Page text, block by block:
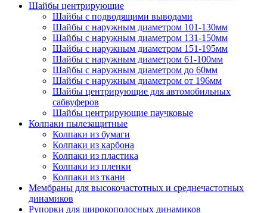
Шайбы центрирующие
Шайбы с подводящими выводами
Шайбы с наружным диаметром 101-130мм
Шайбы с наружным диаметром 131-150мм
Шайбы с наружным диаметром 151-195мм
Шайбы с наружным диаметром 61-100мм
Шайбы с наружным диаметром до 60мм
Шайбы с наружным диаметром от 196мм
Шайбы центрирующие для автомобильных
сабвуферов
Шайбы центрирующие паучковые
Колпаки пылезащитные
Колпаки из бумаги
Колпаки из карбона
Колпаки из пластика
Колпаки из пленки
Колпаки из ткани
Мембраны для высокочастотных и среднечастотных
динамиков
Рупорки для широкополосных динамиков